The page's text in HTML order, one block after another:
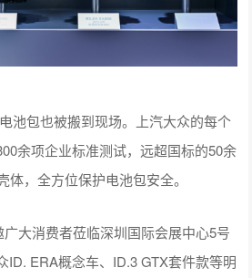
池包也被搬到现场。上汽大众的每个
余项企业标准测试，远超国标的50余
，全方位保护电池包安全。
大消费者莅临深圳国际会展中心5号
ID. ERA概念车、ID.3 GTX套件款等明